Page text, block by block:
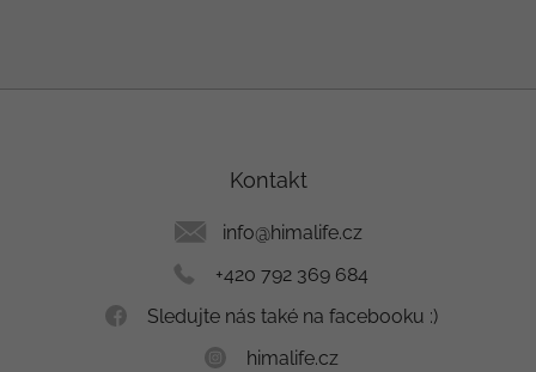
Kontakt
info@himalife.cz
+420 792 369 684
Sledujte nás také na facebooku :)
himalife.cz